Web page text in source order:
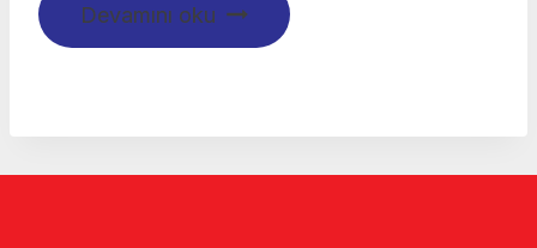
Devamını oku